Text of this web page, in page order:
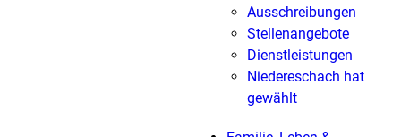
Ausschreibungen
Stellenangebote
Dienstleistungen
Niedereschach hat
gewählt